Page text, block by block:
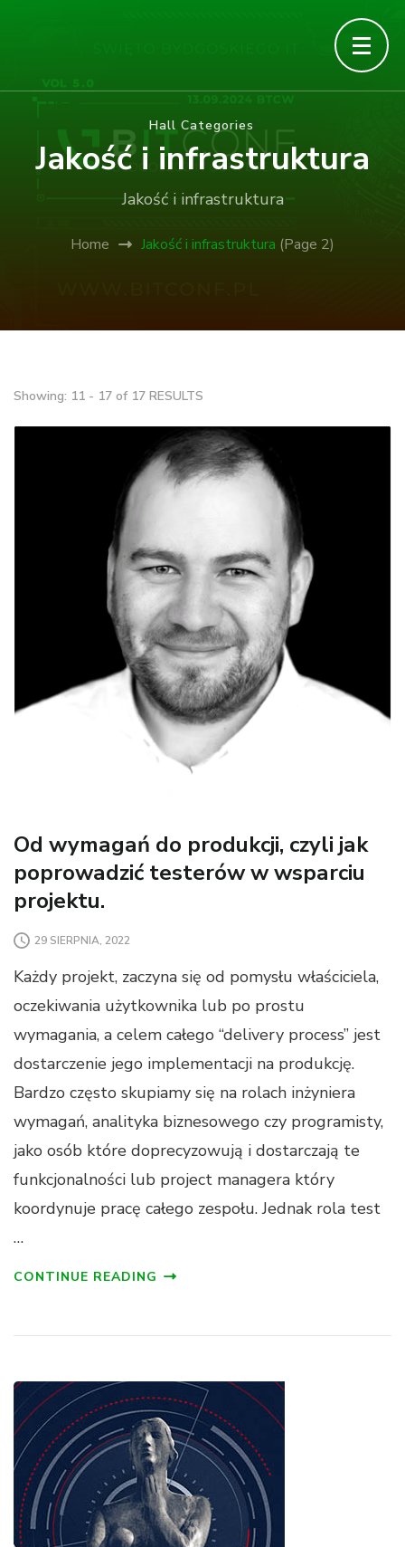
Conference
Hall Categories:
Jakość i infrastruktura
Jakość i infrastruktura
Home Jakość i infrastruktura (Page 2)
Showing: 11 - 17 of 17 RESULTS
Od wymagań do produkcji, czyli jak
poprowadzić testerów w wsparciu
projektu.
29 SIERPNIA, 2022
Każdy projekt, zaczyna się od pomysłu właściciela,
oczekiwania użytkownika lub po prostu
wymagania, a celem całego “delivery process” jest
dostarczenie jego implementacji na produkcję.
Bardzo często skupiamy się na rolach inżyniera
wymagań, analityka biznesowego czy programisty,
jako osób które doprecyzowują i dostarczają te
funkcjonalności lub project managera który
koordynuje pracę całego zespołu. Jednak rola test
…
CONTINUE READING